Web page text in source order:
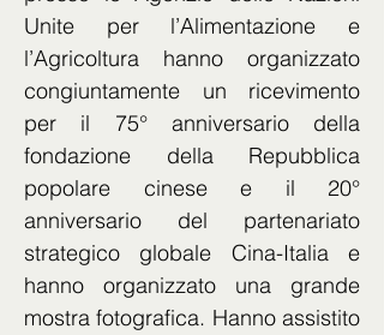
Unite per l’Alimentazione e
l’Agricoltura hanno organizzato
congiuntamente un ricevimento
per il 75° anniversario della
fondazione della Repubblica
popolare cinese e il 20°
anniversario del partenariato
strategico globale Cina-Italia e
hanno organizzato una grande
mostra fotografica. Hanno assistito